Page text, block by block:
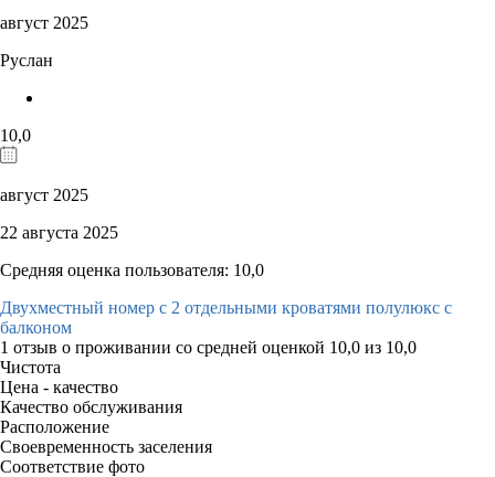
август 2025
Руслан
10,0
август 2025
22 августа 2025
Средняя оценка пользователя: 10,0
Двухместный номер с 2 отдельными кроватями полулюкс с
балконом
1 отзыв о проживании со средней оценкой 10,0 из 10,0
Чистота
Цена - качество
Качество обслуживания
Расположение
Своевременность заселения
Соответствие фото